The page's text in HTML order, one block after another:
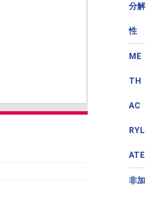
分解
性
ME
TH
AC
RYL
ATE
非加